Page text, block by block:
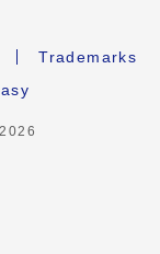
Trademarks
2026